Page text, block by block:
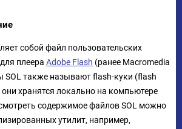
собой файл пользовательских
плеера Adobe Flash (ранее Macromedia
SOL также называют flash-куки (flash
хранятся локально на компьютере
содержимое файлов SOL можно
утилит, например,